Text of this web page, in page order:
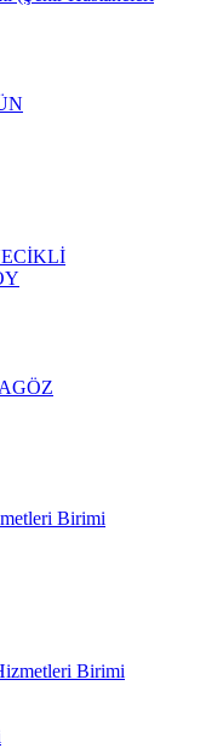
Birimi
Birimi